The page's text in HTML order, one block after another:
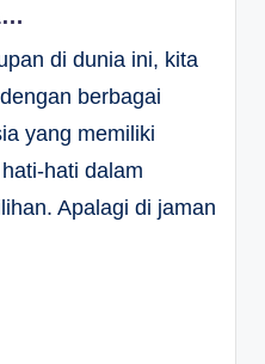
di dunia ini, kita
berbagai
yang memiliki
hati dalam
Apalagi di jaman